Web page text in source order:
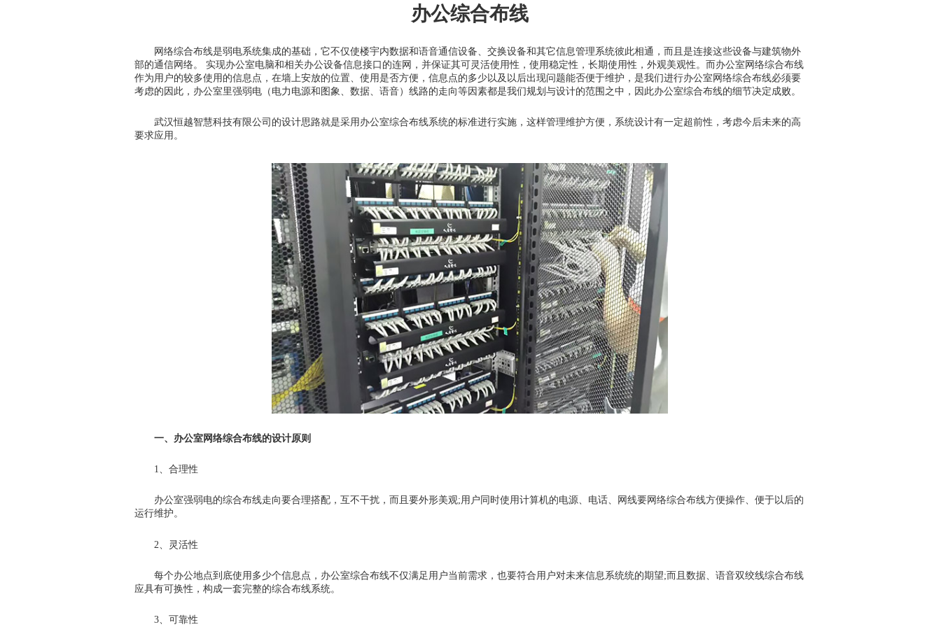
办公综合布线
网络综合布线是弱电系统集成的基础，它不仅使楼宇内数据和语音通信设备、交换设备和其它信息管理系统彼此相通，而且是连接这些设备与建筑物外
部的通信网络。
实现办公室电脑和相关办公设备信息接口的连网，并保证其可灵活使用性，使用稳定性，长期使用性，外观美观性。而办公室网络综合布线
作为用户的较多使用的信息点，在墙上安放的位置、使用是否方便，信息点的多少以及以后出现问题能否便于维护，是我们进行办公室网络综合布线必须要
考虑的因此，办公室里强弱电（电力电源和图象、数据、语音）线路的走向等因素都是我们规划与设计的范围之中，因此办公室综合布线的细节决定成败。
武汉恒越智慧科技有限公司的设计思路就是采用办公室综合布线系统的标准进行实施，这样管理维护方便，系统设计有一定超前性，考虑今后未来的高
要求应用。
一、办公室网络综合布线的设计原则
1、合理性
办公室强弱电的综合布线走向要合理搭配，互不干扰，而且要外形美观;用户同时使用计算机的电源、电话、网线要网络综合布线方便操作、便于以后的
运行维护。
2、灵活性
每个办公地点到底使用多少个信息点，办公室综合布线不仅满足用户当前需求，也要符合用户对未来信息系统统的期望;而且数据、语音双绞线综合布线
应具有可换性，构成一套完整的综合布线系统。
3、可靠性